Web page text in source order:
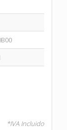
*IVA Incluido